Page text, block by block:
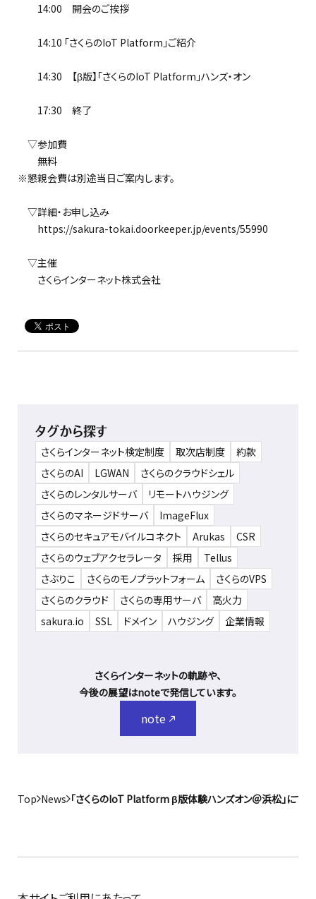
14:00 開会のご挨拶
14:10 「さくらのIoT Platform」ご紹介
14:30 【β版】「さくらのIoT Platform」ハンズ・オン
17:30 終了
▽参加費
無料
※懇親会費は別途当日ご案内します。
▽詳細・お申し込み
https://sakura-tokai.doorkeeper.jp/events/55990
▽主催
さくらインターネット株式会社
タグから探す
さくらインターネット検定制度 取次店制度
約款
さくらのAI
LGWAN
さくらのクラウドシェル
さくらのレンタルサーバ
リモートハウジング
さくらのマネージドサーバ
ImageFlux
さくらのセキュアモバイルコネクト
Arukas
CSR
さくらのウェブアクセラレータ
採用
Tellus
さぶりこ
さくらのモノプラットフォーム
さくらのVPS
さくらのクラウド
さくらの専用サーバ
高火力
sakura.io
SSL ドメイン ハウジング 企業情報
さくらインターネットの軌跡や、
今後の展望はnoteで発信しています。
note
Top News 「さくらのIoT Platform β版体験ハンズオン＠浜松」にて